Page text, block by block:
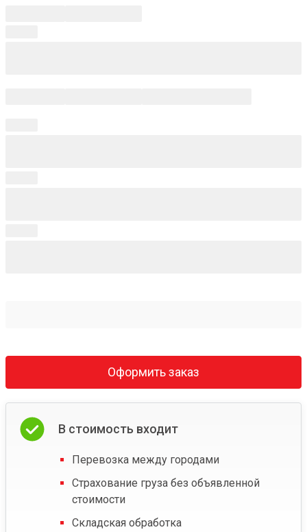
Оформить заказ
В стоимость входит
Перевозка между городами
Страхование груза без объявленной
стоимости
Складская обработка